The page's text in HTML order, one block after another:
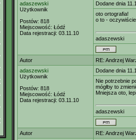
adaszewski
Użytkownik
Postów: 818
Miejscowość: Łódź
Data rejestracji: 03.11.10
Dodane dnia
oto ortografia!
o to - oczywiście
adaszewski
Autor
RE: Andrzej
adaszewski
Użytkownik
Postów: 818
Miejscowość: Łódź
Data rejestracji: 03.11.10
Dodane dnia
Nie potrzebnie
mógłby to
Mniejsza oto,
adaszewski
Autor
RE: Andrzej